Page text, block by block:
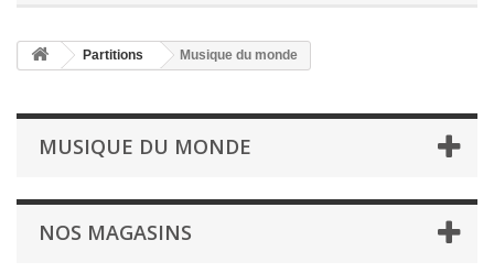
Partitions Musique du monde
MUSIQUE DU MONDE
NOS MAGASINS